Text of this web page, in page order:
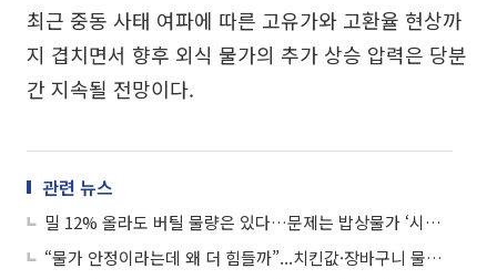
최근 중동 사태 여파에 따른 고유가와 고환율 현상까
지 겹치면서 향후 외식 물가의 추가 상승 압력은 당분
간 지속될 전망이다.
관련 뉴스
밀 12% 올라도 버틸 물량은 있다…문제는 밥상물가 ‘시차 충격’
“물가 안정이라는데 왜 더 힘들까”...치킨값·장바구니 물가 안 내려가는 이유